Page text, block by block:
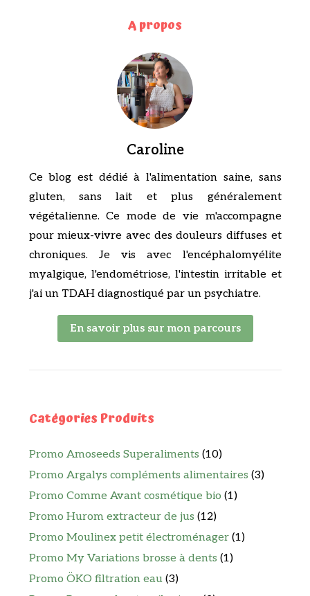
A propos
Caroline
Ce blog est dédié à l'alimentation saine, sans
gluten, sans lait et plus généralement
végétalienne. Ce mode de vie m'accompagne
pour mieux-vivre avec des douleurs diffuses et
chroniques. Je vis avec l'encéphalomyélite
myalgique, l'endométriose, l'intestin irritable et
j'ai un TDAH diagnostiqué par un psychiatre.
En savoir plus sur mon parcours
Catégories Produits
Promo Amoseeds Superaliments (10)
Promo Argalys compléments alimentaires (3)
Promo Comme Avant cosmétique bio (1)
Promo Hurom extracteur de jus (12)
Promo Moulinex petit électroménager (1)
Promo My Variations brosse à dents (1)
Promo ÖKO filtration eau (3)